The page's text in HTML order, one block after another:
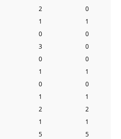
2
0
1
1
0
0
3
0
0
0
1
1
0
0
1
1
2
2
1
1
5
5